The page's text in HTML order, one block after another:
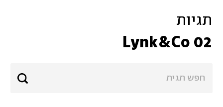
תגיות
Lynk&Co 02